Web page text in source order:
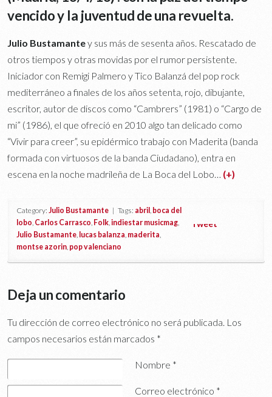
vencido y la juventud de una revuelta.
Julio Bustamantey sus más de sesenta años. Rescatado de
otros tiempos y otras movidas por el rumor persistente.
Iniciador con Remigi Palmero y Tico Balanzá del pop rock
mediterráneo a finales de los años setenta, rojo, dibujante,
escritor, autor de discos como “Cambrers” (1981) o “Cargo de
mi” (1986), el que ofreció en 2010 algo tan delicado como
“Vivir para creer”, su epidérmico trabajo con Maderita (banda
formada con virtuosos de la banda Ciudadano), entra en
escena en la noche madrileña de La Boca del Lobo… (+)
Category:Julio Bustamante | Tags: abril boca del
lobo Carlos Carrasco Folk ,indiestar musicmag
Julio Bustamante lucas balanza maderita
montse azorin pop valenciano
Tweet
Deja un comentario
Tu dirección de correo electrónico no será publicada. Los
campos necesarios están marcados *
Nombre *
Correo electrónico *